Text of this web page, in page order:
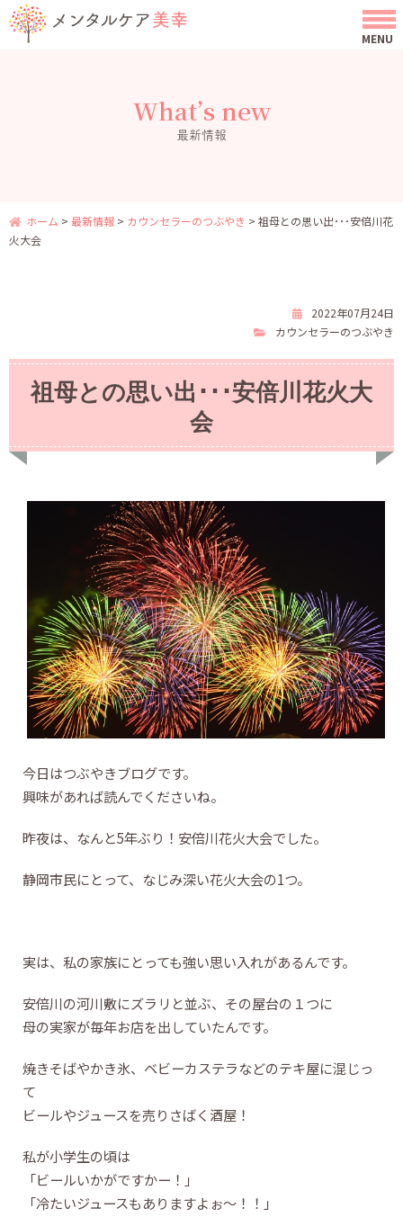
What’s new
最新情報
ホーム > 最新情報 > カウンセラーのつぶやき > 祖母との思い出･･･安倍川花
火大会
2022年07月24日
カウンセラーのつぶやき
祖母との思い出･･･安倍川花火大
会
今日はつぶやきブログです。
興味があれば読んでくださいね。
昨夜は、なんと5年ぶり！安倍川花火大会でした。
静岡市民にとって、なじみ深い花火大会の1つ。
実は、私の家族にとっても強い思い入れがあるんです。
安倍川の河川敷にズラリと並ぶ、その屋台の１つに
母の実家が毎年お店を出していたんです。
焼きそばやかき氷、ベビーカステラなどのテキ屋に混じっ
て
ビールやジュースを売りさばく酒屋！
私が小学生の頃は
「ビールいかがですかー！」
「冷たいジュースもありますよぉ～！！」